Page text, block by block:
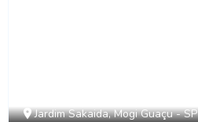
Jardim Sakaida, Mogi Guaçu - SP